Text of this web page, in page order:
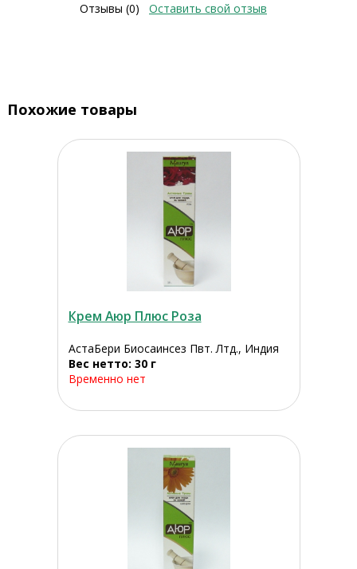
Отзывы (0) Оставить свой отзыв
Похожие товары
Крем Аюр Плюс Роза
АстаБери Биосаинсез Пвт. Лтд., Индия
Вес нетто: 30 г
Временно нет